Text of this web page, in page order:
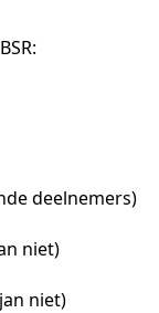
deelnemers)
niet)
niet)